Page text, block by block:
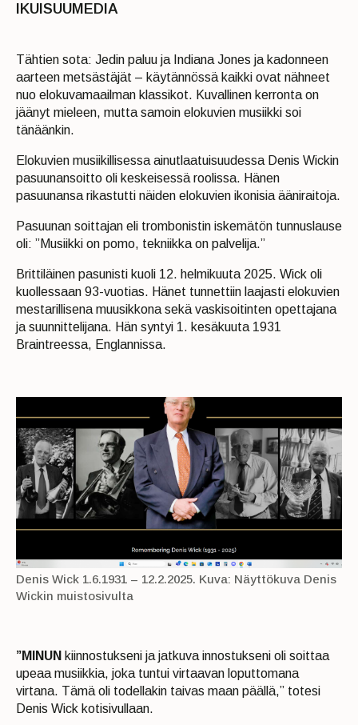
IKUISUUMEDIA
Tähtien sota: Jedin paluu ja Indiana Jones ja kadonneen
aarteen metsästäjät – käytännössä kaikki ovat nähneet
nuo elokuvamaailman klassikot. Kuvallinen kerronta on
jäänyt mieleen, mutta samoin elokuvien musiikki soi
tänäänkin.
Elokuvien musiikillisessa ainutlaatuisuudessa Denis Wickin
pasuunansoitto oli keskeisessä roolissa. Hänen
pasuunansa rikastutti näiden elokuvien ikonisia ääniraitoja.
Pasuunan soittajan eli trombonistin iskemätön tunnuslause
oli: ”Musiikki on pomo, tekniikka on palvelija.”
Brittiläinen pasunisti kuoli 12. helmikuuta 2025. Wick oli
kuollessaan 93-vuotias. Hänet tunnettiin laajasti elokuvien
mestarillisena muusikkona sekä vaskisoitinten opettajana
ja suunnittelijana. Hän syntyi 1. kesäkuuta 1931
Braintreessa, Englannissa.
Denis Wick 1.6.1931 – 12.2.2025. Kuva: Näyttökuva Denis
Wickin muistosivulta
”MINUN kiinnostukseni ja jatkuva innostukseni oli soittaa
upeaa musiikkia, joka tuntui virtaavan loputtomana
virtana. Tämä oli todellakin taivas maan päällä,” totesi
Denis Wick kotisivullaan.